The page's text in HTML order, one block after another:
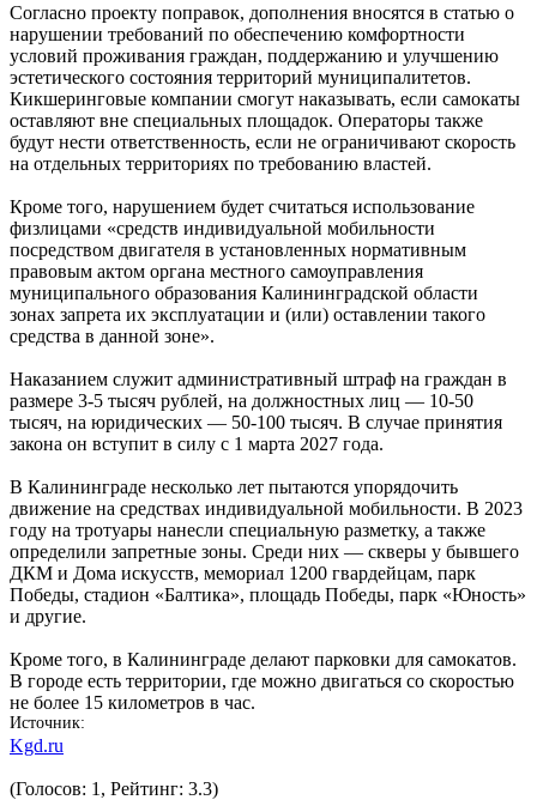
Согласно проекту поправок, дополнения вносятся в статью о
нарушении требований по обеспечению комфортности
условий проживания граждан, поддержанию и улучшению
эстетического состояния территорий муниципалитетов.
Кикшеринговые компании смогут наказывать, если самокаты
оставляют вне специальных площадок. Операторы также
будут нести ответственность, если не ограничивают скорость
на отдельных территориях по требованию властей.
Кроме того, нарушением будет считаться использование
физлицами «средств индивидуальной мобильности
посредством двигателя в установленных нормативным
правовым актом органа местного самоуправления
муниципального образования Калининградской области
зонах запрета их эксплуатации и (или) оставлении такого
средства в данной зоне».
Наказанием служит административный штраф на граждан в
размере 3-5 тысяч рублей, на должностных лиц — 10-50
тысяч, на юридических — 50-100 тысяч. В случае принятия
закона он вступит в силу с 1 марта 2027 года.
В Калининграде несколько лет пытаются упорядочить
движение на средствах индивидуальной мобильности. В 2023
году на тротуары нанесли специальную разметку, а также
определили запретные зоны. Среди них — скверы у бывшего
ДКМ и Дома искусств, мемориал 1200 гвардейцам, парк
Победы, стадион «Балтика», площадь Победы, парк «Юность»
и другие.
Кроме того, в Калининграде делают парковки для самокатов.
В городе есть территории, где можно двигаться со скоростью
не более 15 километров в час.
Источник
Kgd.ru
(Голосов: 1, Рейтинг: 3.3)